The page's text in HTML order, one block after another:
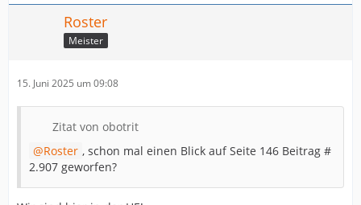
Roster
Meister
15. Juni 2025 um 09:08
Zitat von obotrit
Roster , schon mal einen Blick auf Seite 146 Beitrag #
2.907 geworfen?